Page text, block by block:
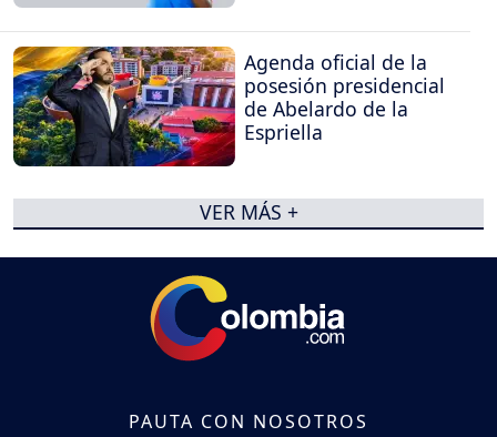
Agenda oficial de la
posesión presidencial
de Abelardo de la
Espriella
VER MÁS +
PAUTA CON NOSOTROS